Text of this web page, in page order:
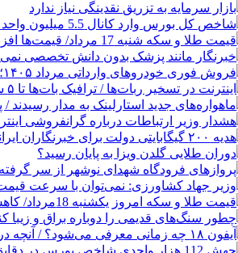
بازار سرمایه به تزریق نقدینگی نیاز ندارد
شاخص کل بورس وارد کانال 5.5 میلیون واحد شد
قیمت طلا و سکه شنبه 17 مرداد/ قیمت‌ها افزایشی
خبرنگار مانند پزشک بدون دانش تخصصی
فروش فوری خودروهای وارداتی مرداد ۱۴۰۵؛ بدون قرعه‌کشی و حساب وکالتی
اینترنت در تسخیر ربات‌ها / ترافیک بات‌ها تا ۵ سال آینده هزار برابر انسان‌ها خواهد شد
ماهواره‌های جدید استارلینک به مدار رسیدند / پرتاب ۲۴ ماهواره
هشدار وزیر ارتباطات درباره گرانفروشی
هدیه ۲۰۰ گیگابایتی دولت برای خبرنگاران ایرانسلی
دوران طلایی گلدن ویزا به پایان رسید؟
پروازهای فرودگاه شهدای نوشهر از سر
وزیر جهاد کشاورزی: نمی‌توان با سرعت قیمت
قیمت طلا و سکه امروز یکشنبه 18مرداد/ کاهش همه قیمت ها + جدول
چطور سنگ‌های قدیمی را دوباره براق و زیبا
آیفون ۱۸ چه زمانی معرفی می‌شود؟ / آنچه درباره گوشی جدید اپل می‌دانیم